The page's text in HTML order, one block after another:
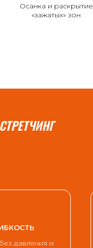
Осанка и раскрытие
«зажатых» зон
давления и